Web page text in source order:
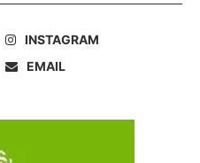
INSTAGRAM
EMAIL